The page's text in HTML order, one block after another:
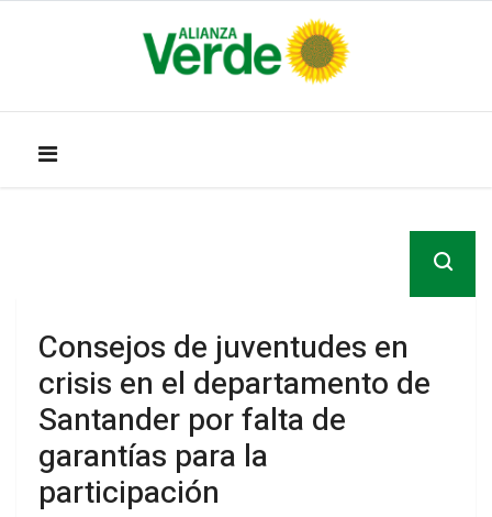
Consejos de juventudes en
crisis en el departamento de
Santander por falta de
garantías para la
participación